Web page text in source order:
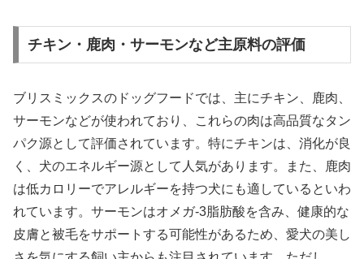
チキン・鹿肉・サーモンなど主原料の評価
ブリスミックスのドッグフードでは、主にチキン、鹿肉、
サーモンなどが使われており、これらの肉は高品質なタン
パク源として評価されています。特にチキンは、消化が良
く、犬のエネルギー源として人気があります。また、鹿肉
は低カロリーでアレルギーを持つ犬にも適しているといわ
れています。サーモンはオメガ-3脂肪酸を含み、健康的な
皮膚と被毛をサポートする可能性があるため、愛犬の美し